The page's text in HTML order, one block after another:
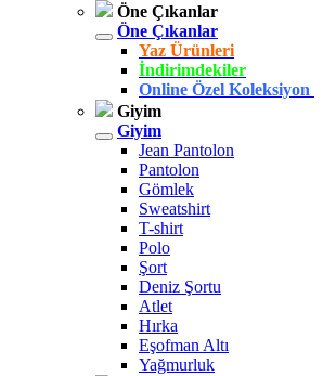
Öne Çıkanlar
Öne Çıkanlar
Yaz Ürünleri
İndirimdekiler
Online Özel Koleksiyon
Giyim
Giyim
Jean Pantolon
Pantolon
Gömlek
Sweatshirt
T-shirt
Polo
Şort
Deniz Şortu
Atlet
Hırka
Eşofman Altı
Yağmurluk